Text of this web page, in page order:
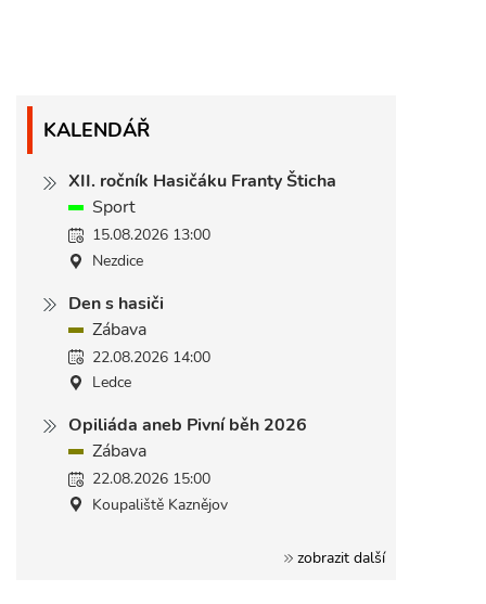
KALENDÁŘ
XII. ročník Hasičáku Franty Šticha
Sport
15.08.2026 13:00
Nezdice
Den s hasiči
Zábava
22.08.2026 14:00
Ledce
Opiliáda aneb Pivní běh 2026
Zábava
22.08.2026 15:00
Koupaliště Kaznějov
zobrazit další